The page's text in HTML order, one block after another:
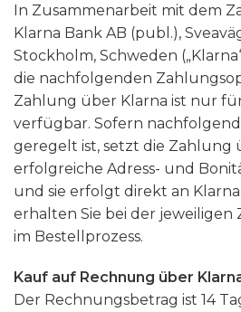
In Zusammenarbeit mit dem
Klarna Bank AB (publ.),
Stockholm, Schweden
die nachfolgenden
Zahlung über Klarna ist nur
verfügbar. Sofern
geregelt ist, setzt die Zahlung
erfolgreiche Adress- und
und sie erfolgt direkt an
erhalten Sie bei der
im Bestellprozess.
Kauf auf Rechnung über
Der Rechnungsbetrag ist 14